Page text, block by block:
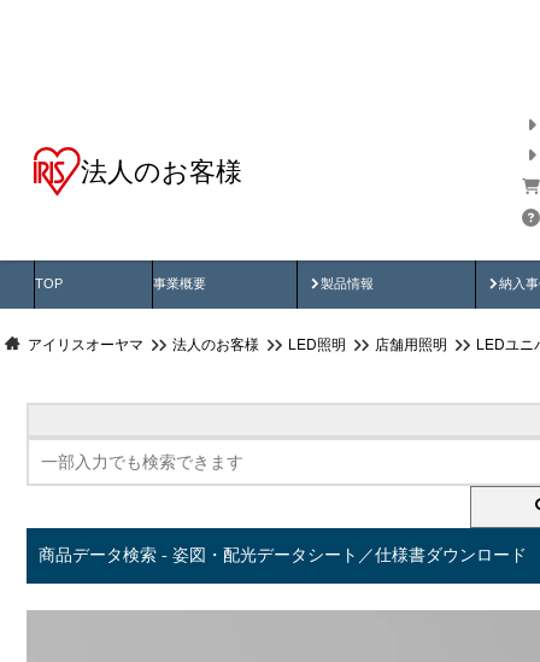
法人のお客様
TOP 事業概要 製品情報
製品動画 納入
納
アイリスオーヤマ 法人のお客様 LED照明 店舗用照明 LEDユニ
商品データ検索 - 姿図・配光データシート／仕様書ダウンロード